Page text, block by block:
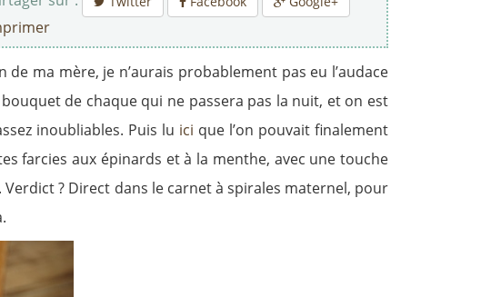
ma mère, je n’aurais probablement pas eu l’audace
de chaque qui ne passera pas la nuit, et on est
inoubliables. Puis lu ici que l’on pouvait finalement
farcies aux épinards et à la menthe, avec une touche
Verdict ? Direct dans le carnet à spirales maternel, pour